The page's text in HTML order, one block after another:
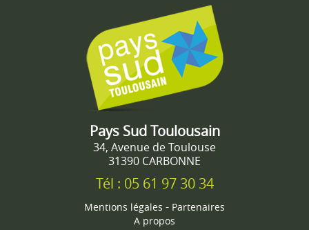
Pays Sud Toulousain
34, Avenue de Toulouse
31390 CARBONNE
Tél : 05 61 97 30 34
Mentions légales - Partenaires
A propos